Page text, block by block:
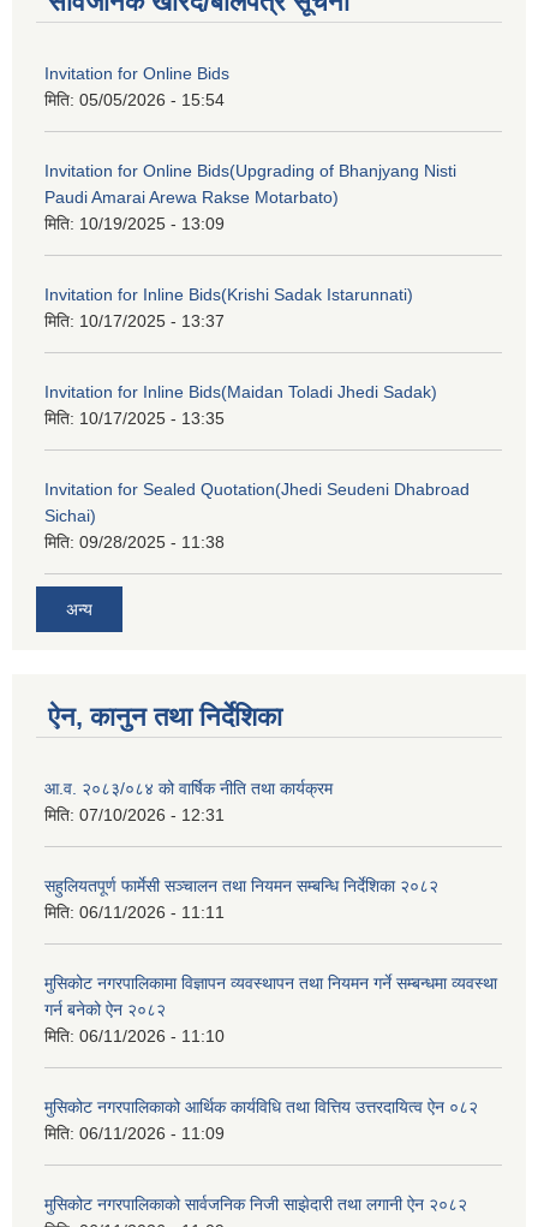
Invitation for Online Bids
मिति: 05/05/2026 - 15:54
Invitation for Online Bids(Upgrading of Bhanjyang Nisti
Paudi Amarai Arewa Rakse Motarbato)
मिति: 10/19/2025 - 13:09
Invitation for Inline Bids(Krishi Sadak Istarunnati)
मिति: 10/17/2025 - 13:37
Invitation for Inline Bids(Maidan Toladi Jhedi Sadak)
मिति: 10/17/2025 - 13:35
Invitation for Sealed Quotation(Jhedi Seudeni Dhabroad
Sichai)
मिति: 09/28/2025 - 11:38
अन्य
ऐन, कानुन तथा निर्देशिका
आ.व. २०८३/०८४ को वार्षिक नीति तथा कार्यक्रम
मिति: 07/10/2026 - 12:31
सहुलियतपूर्ण फार्मेसी सञ्चालन तथा नियमन सम्बन्धि निर्देशिका २०८२
मिति: 06/11/2026 - 11:11
मुसिकोट नगरपालिकामा विज्ञापन व्यवस्थापन तथा नियमन गर्ने सम्बन्धमा व्यवस्था
गर्न बनेको ऐन २०८२
मिति: 06/11/2026 - 11:10
मुसिकोट नगरपालिकाको आर्थिक कार्यविधि तथा वित्तिय उत्तरदायित्व ऐन ०८२
मिति: 06/11/2026 - 11:09
मुसिकोट नगरपालिकाको सार्वजनिक निजी साझेदारी तथा लगानी ऐन २०८२